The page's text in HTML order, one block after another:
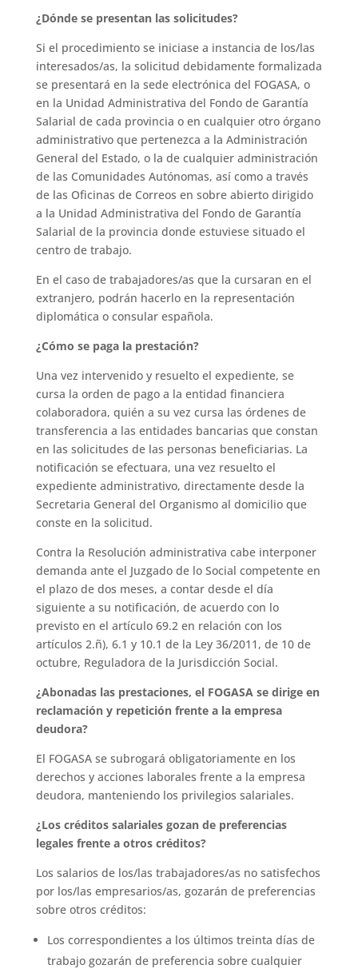
¿Dónde se presentan las solicitudes?
Si el procedimiento se iniciase a instancia de los/las
interesados/as, la solicitud debidamente formalizada
se presentará en la sede electrónica del FOGASA, o
en la Unidad Administrativa del Fondo de Garantía
Salarial de cada provincia o en cualquier otro órgano
administrativo que pertenezca a la Administración
General del Estado, o la de cualquier administración
de las Comunidades Autónomas, así como a través
de las Oficinas de Correos en sobre abierto dirigido
a la Unidad Administrativa del Fondo de Garantía
Salarial de la provincia donde estuviese situado el
centro de trabajo.
En el caso de trabajadores/as que la cursaran en el
extranjero, podrán hacerlo en la representación
diplomática o consular española.
¿Cómo se paga la prestación?
Una vez intervenido y resuelto el expediente, se
cursa la orden de pago a la entidad financiera
colaboradora, quién a su vez cursa las órdenes de
transferencia a las entidades bancarias que constan
en las solicitudes de las personas beneficiarias. La
notificación se efectuara, una vez resuelto el
expediente administrativo, directamente desde la
Secretaria General del Organismo al domicilio que
conste en la solicitud.
Contra la Resolución administrativa cabe interponer
demanda ante el Juzgado de lo Social competente en
el plazo de dos meses, a contar desde el día
siguiente a su notificación, de acuerdo con lo
previsto en el artículo 69.2 en relación con los
artículos 2.ñ), 6.1 y 10.1 de la Ley 36/2011, de 10 de
octubre, Reguladora de la Jurisdicción Social.
¿Abonadas las prestaciones, el FOGASA se dirige en
reclamación y repetición frente a la empresa
deudora?
El FOGASA se subrogará obligatoriamente en los
derechos y acciones laborales frente a la empresa
deudora, manteniendo los privilegios salariales.
¿Los créditos salariales gozan de preferencias
legales frente a otros créditos?
Los salarios de los/las trabajadores/as no satisfechos
por los/las empresarios/as, gozarán de preferencias
sobre otros créditos:
Los correspondientes a los últimos treinta días de
trabajo gozarán de preferencia sobre cualquier